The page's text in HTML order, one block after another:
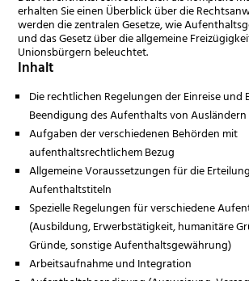
erhalten Sie einen Überblick über die
werden die zentralen Gesetze, wie
und das Gesetz über die allgemeine
Unionsbürgern beleuchtet.
Inhalt
Die rechtlichen Regelungen der Einreise
Beendigung des Aufenthalts von
Aufgaben der verschiedenen Behörden mit
aufenthaltsrechtlichem Bezug
Allgemeine Voraussetzungen für die
Aufenthaltstiteln
Spezielle Regelungen für verschiedene
(Ausbildung, Erwerbstätigkeit, humanitäre
Gründe, sonstige Aufenthaltsgewährung)
Arbeitsaufnahme und Integration